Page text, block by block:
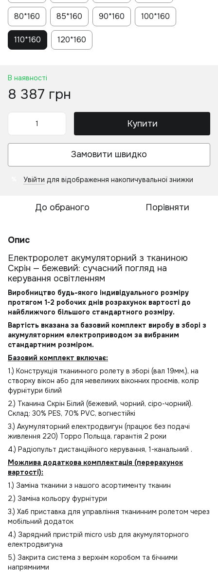
80*160 85*160 90*160 100*160
110*160 120*160
В наявності
8 387 грн
Купити
Замовити швидко
Увійти для відображення накопичувальної знижки
До обраного Порівняти
Опис
Електроролет акумуляторний з тканиною
Скрін — бежевий: сучасний погляд на
керування освітленням
Виробництво будь-якого індивідуального розміру
протягом 1-2 робочих днів розрахунок вартості до
найближчого більшого стандартного розміру.
Вартість вказана за базовий комплект виробу в зборі з
акумуляторним електроприводом за вибраним
стандартним розміром.
Базовий комплект включає:
1.) Конструкція тканинного ролету в зборі (вал 19мм.), на
створку вікон або для невеликих віконних проємів, колір
фурнітури білий
2.) Тканина Скрін Білий (бежевий, чорний, сіро-чорний).
Склад: 30% PES, 70% PVC, вогнестійкі
3.) Акумуляторний електродвигун (працює без подачі
живлення 220) Торро Польща, гарантія 2 роки
4.) Радіопульт дистанційного керування, 1-канальний .
Можлива додаткова комплектація (перерахунок
вартості):
1.) Заміна тканини з нашого асортименту тканин
2.) Заміна кольору фурнітури
3.) Хаб приставка для управління тканинним ролетом через
мобільний додаток
4.) Зарядний пристрій micro usb для акумуляторного
електродвигуна
5.) Закрита система з верхнім коробом та бічними
напрямними